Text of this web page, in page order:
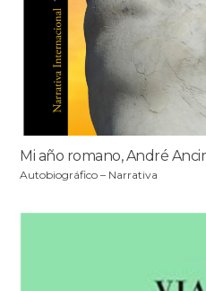
Mi año romano, André
Autobiográfico – Narrativa